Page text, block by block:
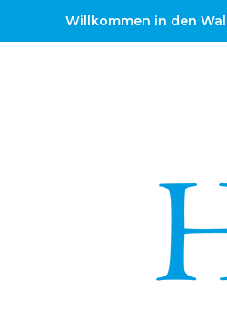
Willkommen in den